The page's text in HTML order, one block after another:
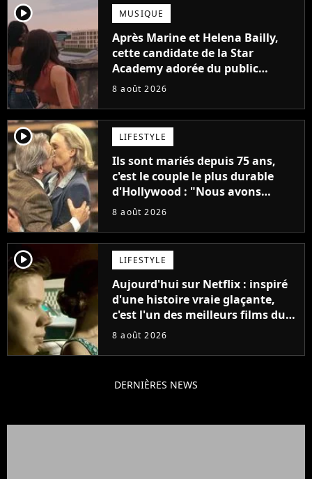
player2 MUSIQUE
Après Marine et Helena Bailly,
cette candidate de la Star
Academy adorée du public
annonce son premier album,
8 août 2026
player2 LIFESTYLE
Ils sont mariés depuis 75 ans,
c'est le couple le plus durable
d'Hollywood : "Nous avons
avancé jour après jour, et les
décennies"
8 août 2026
player2 LIFESTYLE
Aujourd'hui sur Netflix : inspiré
d'une histoire vraie glaçante,
c'est l'un des meilleurs films du
21ème siècle
8 août 2026
DERNIÈRES NEWS